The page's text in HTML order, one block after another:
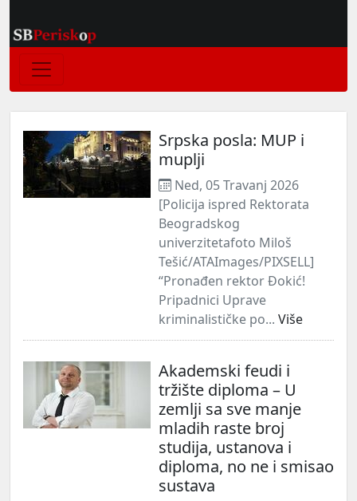
Srpska posla: MUP i
muplji
Ned, 05 Travanj 2026
[Policija ispred Rektorata
Beogradskog
univerzitetafoto Miloš
Tešić/ATAImages/PIXSELL]
“Pronađen rektor Đokić!
Pripadnici Uprave
kriminalističke po... Više
Akademski feudi i
tržište diploma – U
zemlji sa sve manje
mladih raste broj
studija, ustanova i
diploma, no ne i smisao
sustava